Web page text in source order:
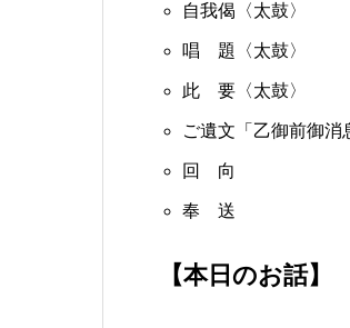
自我偈〈太鼓〉
唱 題〈太鼓〉
此 要〈太鼓〉
ご遺文「乙御前御消
回 向
奉 送
【本日のお話】